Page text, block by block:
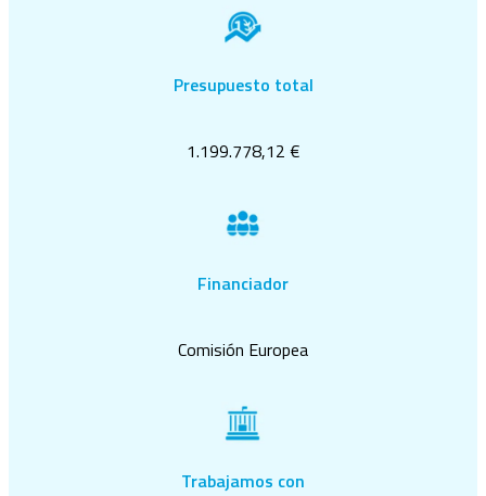
Presupuesto total
1.199.778,12 €
Financiador
Comisión Europea
Trabajamos con